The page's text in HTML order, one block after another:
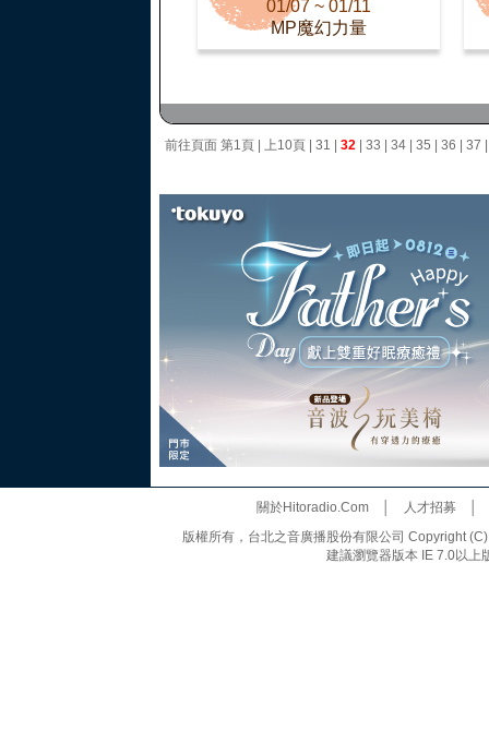
01/07 ~ 01/11
MP魔幻力量
前往頁面 第1頁 上10頁 31 32 33 34 35 36 37
關於Hitoradio.Com│ 人才招募
版權所有，台北之音廣播股份有限公司 Copyright
建議瀏覽器版本 IE 7.0以上